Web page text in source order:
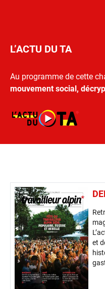
L’ACTU DU TA
Au programme de cette
mouvement social,
et